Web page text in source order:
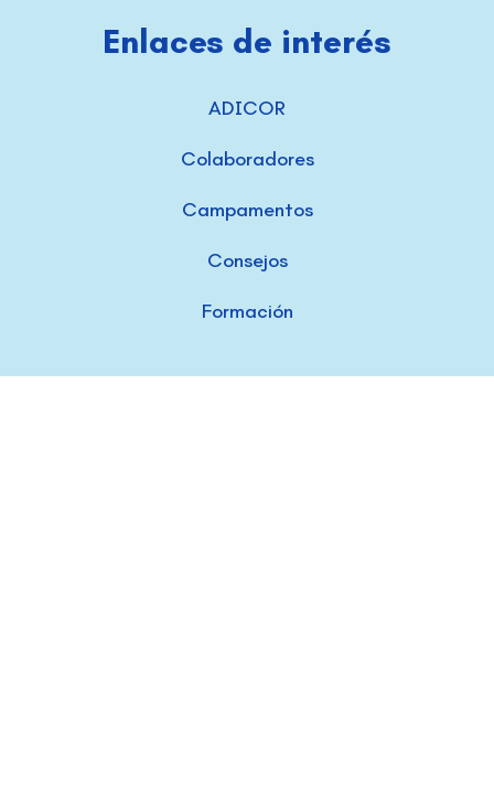
Enlaces de interés
ADICOR
Colaboradores
Campamentos
Consejos
Formación